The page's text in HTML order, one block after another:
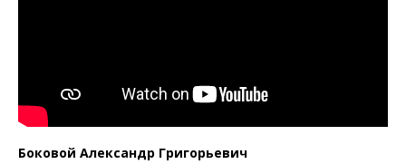
Боковой Александр Григорьевич